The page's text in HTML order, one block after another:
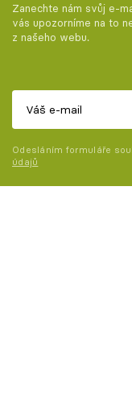
Zanechte nám svůj e-
vás upozorníme na to
z našeho webu.
Odesláním formuláře
údajů